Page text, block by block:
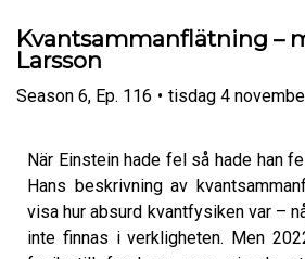
Kvantsammanflätning –
Larsson
Season 6, Ep. 116 • tisdag 4
När Einstein hade fel så hade han
Hans beskrivning av
visa hur absurd kvantfysiken var –
inte finnas i verkligheten. Men